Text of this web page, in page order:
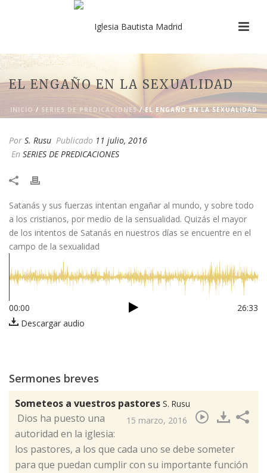
EL ENGAÑO EN LA SEXUALIDAD
INICIO / SERIES DE PREDICACIONES/ EL ENGAÑO EN LA SEXUALIDAD
Por S. Rusu Publicado 11 julio, 2016
En SERIES DE PREDICACIONES
Satanás y sus fuerzas intentan engañar al mundo, y sobre todo
a los cristianos, por medio de la sensualidad. Quizás el mayor
de los intentos de Satanás en nuestros días se encuentre en el
campo de la sexualidad​
00:00
26:33
Descargar audio
Sermones breves
Someteos a vuestros pastores S. Rusu
15 marzo, 2016
​ Dios ha puesto una
autoridad en la iglesia:
los pastores, a los que cada uno se debe someter
para que puedan cumplir con su importante función